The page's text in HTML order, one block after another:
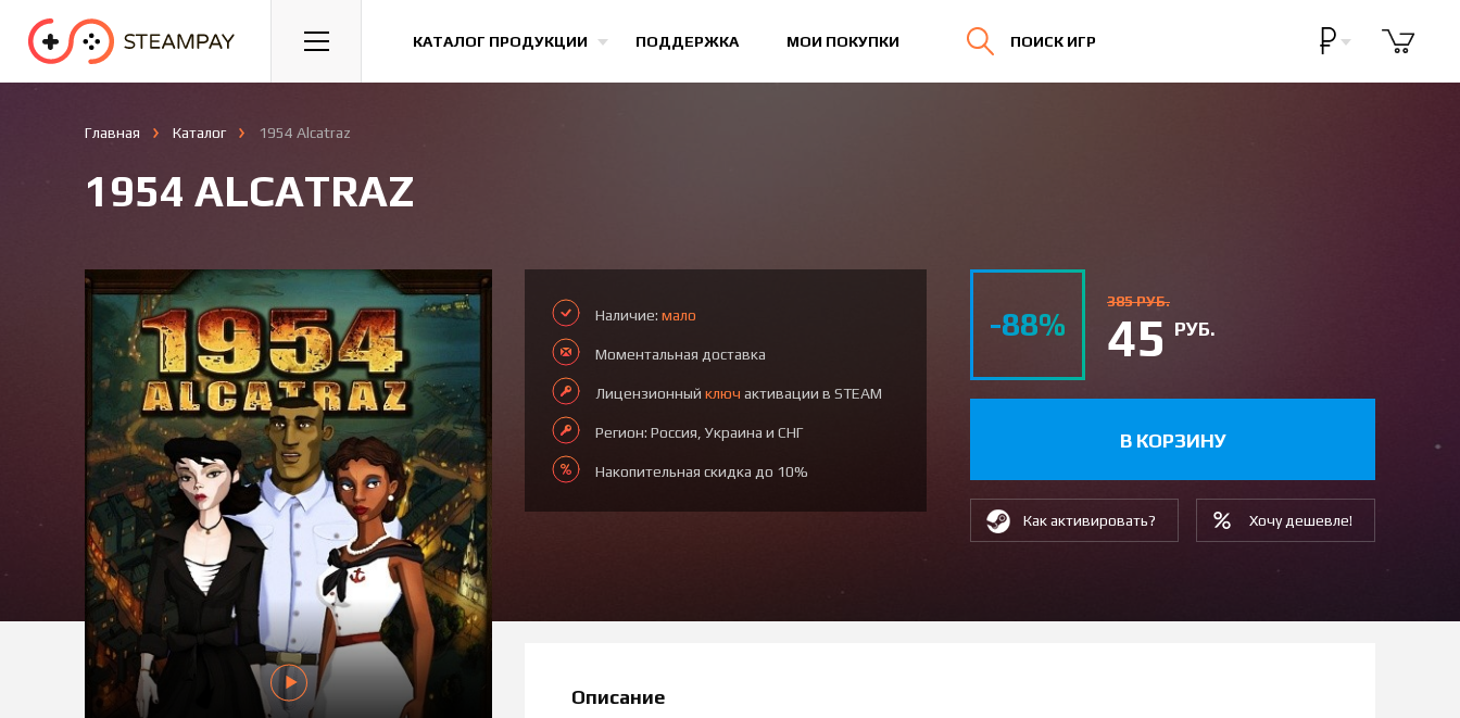
КАТАЛОГ ПРОДУКЦИИ ПОДДЕРЖКА МОИ ПОКУПКИ ПОИСК ИГР
Спорт Гонки Казуальные Все игры
Главная Каталог 1954 Alcatraz
1954 ALCATRAZ
Наличие: мало
Моментальная доставка
Лицензионный ключ активации в STEAM
Регион: Россия, Украина и СНГ
Накопительная скидка до 10%
-88%
385 РУБ.
45РУБ.
В КОРЗИНУ
Как активировать? Хочу дешевле!
Описание